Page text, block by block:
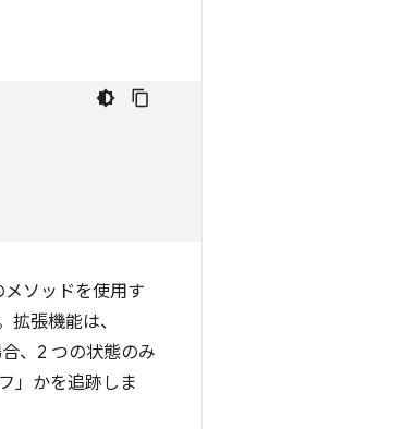
メソッドを使用す
張機能は、
、2 つの状態のみ
」かを追跡しま